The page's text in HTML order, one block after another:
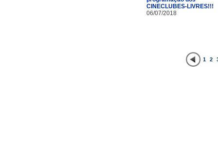
CINECLUBES-LIVRES!!!
06/07/2018
1 2